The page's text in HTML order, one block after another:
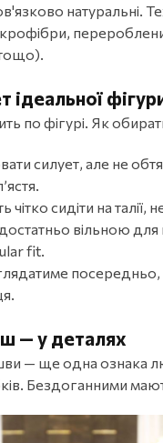
натуральні.
ідеальної
по фігурі. Як
силует, але не
сидіти на талії,
вільною
fit.
посередньо,
— у деталях
шви — ще одна ознака
Бездоганними